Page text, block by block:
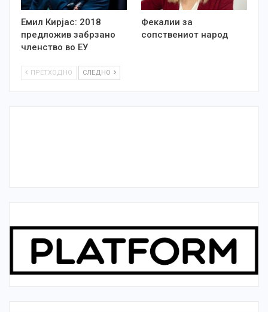
Емил Кирјас: 2018
предложив забрзано
членство во ЕУ
Фекалии за
сопствениот народ
ПРЕТХОДНО СЛЕДНО